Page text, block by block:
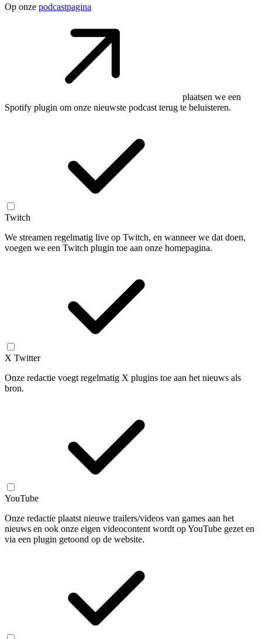
Op onze podcastpagina
plaatsen we een
Spotify plugin om onze nieuwste podcast terug te beluisteren.
Twitch
We streamen regelmatig live op Twitch, en wanneer we dat doen,
voegen we een Twitch plugin toe aan onze homepagina.
X Twitter
Onze redactie voegt regelmatig X plugins toe aan het nieuws als
bron.
YouTube
Onze redactie plaatst nieuwe trailers/videos van games aan het
nieuws en ook onze eigen videocontent wordt op YouTube gezet en
via een plugin getoond op de website.